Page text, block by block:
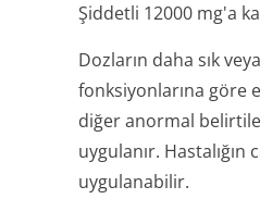
Şiddetli 12000 mg'a
Dozların daha sık
fonksiyonlarına göre
diğer anormal
uygulanır.
uygulanabilir.